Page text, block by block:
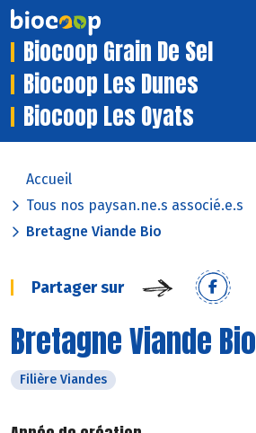
Biocoop Grain De Sel
Biocoop Les Dunes
Biocoop Les Oyats
Accueil
Tous nos paysan.ne.s associé.e.s
Bretagne Viande Bio
Partager sur
Bretagne Viande Bio
Filière Viandes